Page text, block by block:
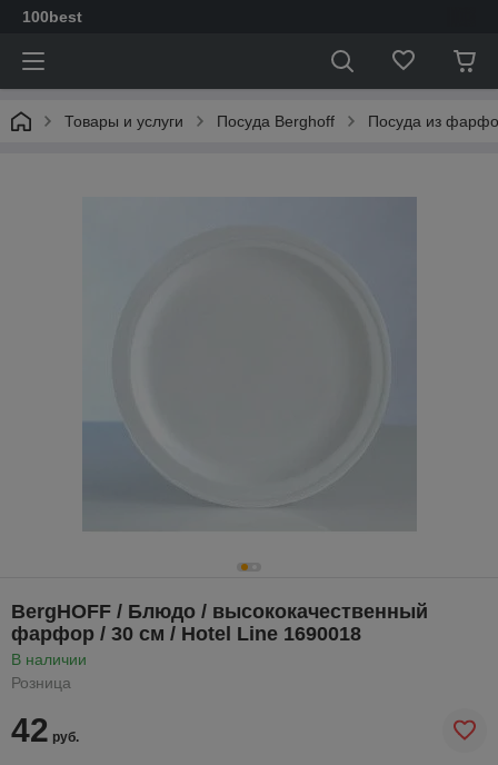
100best
Товары и услуги Посуда Berghoff Посуда из
BergHOFF / Блюдо / высококачественный
фарфор / 30 см / Hotel Line 1690018
В наличии
Розница
42 руб.